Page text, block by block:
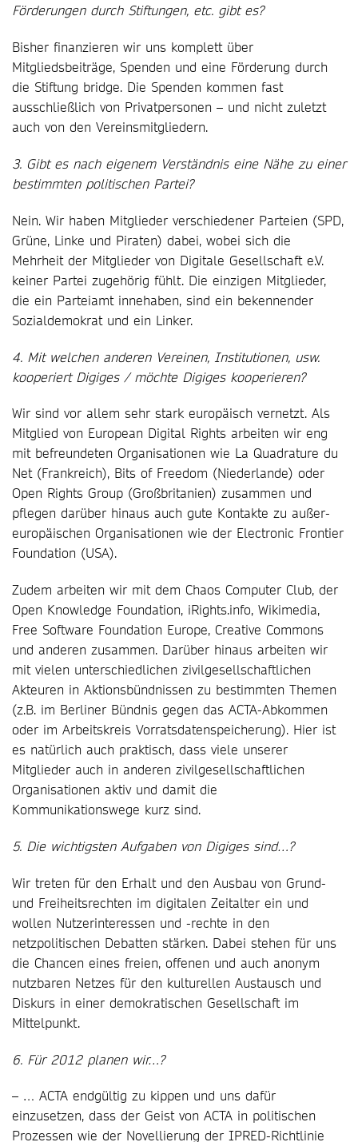
Förderungen durch Stiftungen, etc. gibt es?
Bisher finanzieren wir uns komplett über
Mitgliedsbeiträge, Spenden und eine Förderung durch
die Stiftung bridge. Die Spenden kommen fast
ausschließlich von Privatpersonen – und nicht zuletzt
auch von den Vereinsmitgliedern.
3. Gibt es nach eigenem Verständnis eine Nähe zu einer
bestimmten politischen Partei?
Nein. Wir haben Mitglieder verschiedener Parteien (SPD,
Grüne, Linke und Piraten) dabei, wobei sich die
Mehrheit der Mitglieder von Digitale Gesellschaft e.V.
keiner Partei zugehörig fühlt. Die einzigen Mitglieder,
die ein Parteiamt innehaben, sind ein bekennender
Sozialdemokrat und ein Linker.
4. Mit welchen anderen Vereinen, Institutionen, usw.
kooperiert Digiges / möchte Digiges kooperieren?
Wir sind vor allem sehr stark europäisch vernetzt. Als
Mitglied von European Digital Rights arbeiten wir eng
mit befreundeten Organisationen wie La Quadrature du
Net (Frankreich), Bits of Freedom (Niederlande) oder
Open Rights Group (Großbritanien) zusammen und
pflegen darüber hinaus auch gute Kontakte zu außer-
europäischen Organisationen wie der Electronic Frontier
Foundation (USA).
Zudem arbeiten wir mit dem Chaos Computer Club, der
Open Knowledge Foundation, iRights.info, Wikimedia,
Free Software Foundation Europe, Creative Commons
und anderen zusammen. Darüber hinaus arbeiten wir
mit vielen unterschiedlichen zivilgesellschaftlichen
Akteuren in Aktionsbündnissen zu bestimmten Themen
(z.B. im Berliner Bündnis gegen das ACTA-Abkommen
oder im Arbeitskreis Vorratsdatenspeicherung). Hier ist
es natürlich auch praktisch, dass viele unserer
Mitglieder auch in anderen zivilgesellschaftlichen
Organisationen aktiv und damit die
Kommunikationswege kurz sind.
5. Die wichtigsten Aufgaben von Digiges sind…?
Wir treten für den Erhalt und den Ausbau von Grund-
und Freiheitsrechten im digitalen Zeitalter ein und
wollen Nutzerinteressen und -rechte in den
netzpolitischen Debatten stärken. Dabei stehen für uns
die Chancen eines freien, offenen und auch anonym
nutzbaren Netzes für den kulturellen Austausch und
Diskurs in einer demokratischen Gesellschaft im
Mittelpunkt.
6. Für 2012 planen wir…?
– … ACTA endgültig zu kippen und uns dafür
einzusetzen, dass der Geist von ACTA in politischen
Prozessen wie der Novellierung der IPRED-Richtlinie